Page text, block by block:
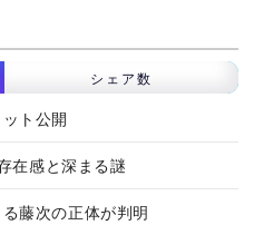
シェア数
ト公開
在感と深まる謎
藤次の正体が判明